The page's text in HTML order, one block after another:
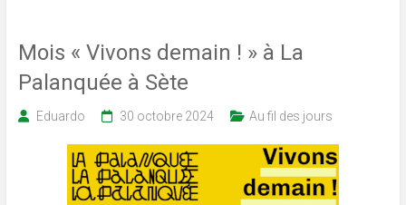
Mois « Vivons demain ! » à La
Palanquée à Sète
Eduardo 30 octobre 2024 Au fil des jours